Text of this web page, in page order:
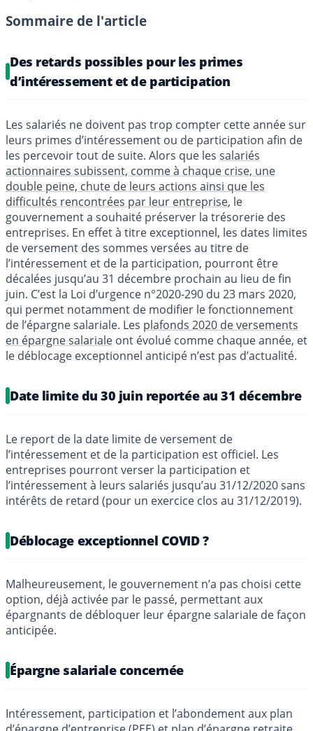
Sommaire de l'article
Des retards possibles pour les primes
d’intéressement et de participation
Les salariés ne doivent pas trop compter cette année sur
leurs primes d’intéressement ou de participation afin de
les percevoir tout de suite. Alors que les salariés
actionnaires subissent, comme à chaque crise, une
double peine, chute de leurs actions ainsi que les
difficultés rencontrées par leur entreprise, le
gouvernement a souhaité préserver la trésorerie des
entreprises. En effet à titre exceptionnel, les dates limites
de versement des sommes versées au titre de
l’intéressement et de la participation, pourront être
décalées jusqu’au 31 décembre prochain au lieu de fin
juin. C’est la Loi d’urgence n°2020-290 du 23 mars 2020,
qui permet notamment de modifier le fonctionnement
de l’épargne salariale. Les plafonds 2020 de versements
en épargne salariale ont évolué comme chaque année, et
le déblocage exceptionnel anticipé n’est pas d’actualité.
Date limite du 30 juin reportée au 31 décembre
Le report de la date limite de versement de
l’intéressement et de la participation est officiel. Les
entreprises pourront verser la participation et
l’intéressement à leurs salariés jusqu’au 31/12/2020 sans
intérêts de retard (pour un exercice clos au 31/12/2019).
Déblocage exceptionnel COVID ?
Malheureusement, le gouvernement n’a pas choisi cette
option, déjà activée par le passé, permettant aux
épargnants de débloquer leur épargne salariale de façon
anticipée.
Épargne salariale concernée
Intéressement, participation et l’abondement aux plan